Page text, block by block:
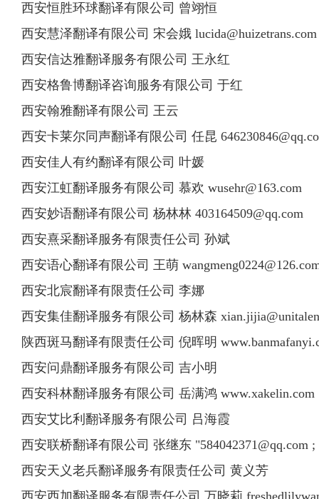
西安恒胜环球翻译有限公司 曾翊恒
西安慧泽翻译有限公司 宋会娥 lucida@huizetrans.com
西安信达雅翻译服务有限公司 王永红
西安格鲁博翻译咨询服务有限公司 于红
西安翰雅翻译有限公司 王云
西安卡莱尔同声翻译有限公司 任昆
西安佳人有约翻译有限公司 叶媛
西安江虹翻译服务有限公司 慕欢 wusehr@163.com
西安妙语翻译有限公司 杨林林 403164509@qq.com
西安熹采翻译服务有限责任公司 孙斌
西安语心翻译有限公司 王萌
西安北宸翻译有限责任公司 李娜
西安集佳翻译服务有限公司 杨林森
陕西斑马翻译有限责任公司 倪晖明
西安问鼎翻译服务有限公司 吉小明
西安科林翻译服务有限公司 岳满鸿 www.xakelin.com
西安艾比利翻译服务有限公司 吕海霞
西安联桥翻译有限公司 张继东 "584042371@qq.com;
西安天义老兵翻译服务有限责任公司 黄义芳
西安西加翻译服务有限责任公司 万晓莉